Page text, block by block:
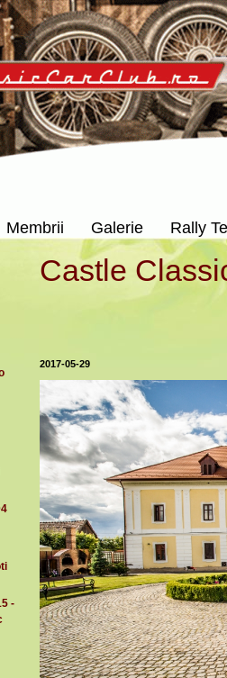
Membrii Galerie Rally
-
Castle
2017-05-29